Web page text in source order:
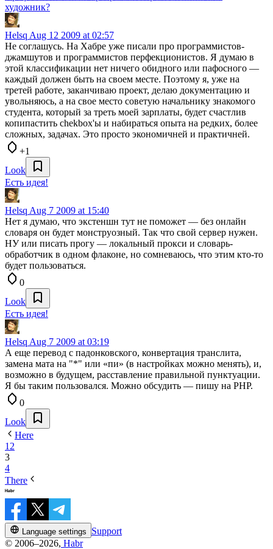
художник?
Helsq Aug 12 2009 at 02:57
Не соглашусь. На Хабре уже писали про программистов-
джамшутов и программистов перфекционистов. Я думаю в
этой классификации нет ничего обидного или пафосного —
каждый должен быть на своем месте. Поэтому я, уже на
третей работе, заканчиваю проект, делаю документацию и
увольняюсь, а на свое место советую начальнику знакомого
студента, который за треть моей зарплаты, будет счастлив
копипастить chekbox'ы и набираться опыта на редких, более
сложных, задачах. Это просто экономичней и практичней.
+1
Look
Есть идея!
Helsq Aug 7 2009 at 15:40
Нет я думаю, что экстеншн тут не поможет — без онлайн
словаря он будет монструозный. Так что свой сервер нужен.
НУ или писать прогу — локальный прокси и словарь-
обработчик в одном флаконе, но сомневаюсь, что этим кто-то
будет пользоваться.
0
Look
Есть идея!
Helsq Aug 7 2009 at 03:19
А еще перевод с падонковского, конвертация транслита,
замена мата на "*" или «пи» (в настройках можно менять), и,
возможно в будущем, расставление правильной пунктуации.
Я бы таким пользовался. Можно обсудить — пишу на PHP.
0
Look
Here
1 2
3
4
There
Language settings
Support
© 2006–2026, Habr